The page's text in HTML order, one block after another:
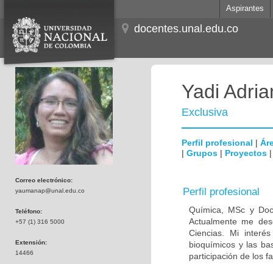
Aspirantes
docentes.unal.edu.co
Correo electrónico:
yaumanap@unal.edu.co
Teléfono:
+57 (1) 316 5000
Extensión:
14466
Yadi
Exclusiva
Perfil profesional |
| Grupos | Proyectos
Perfil profesional
Química, MSc y
Actualmente me
Ciencias. Mi
bioquímicos y las
participación de los